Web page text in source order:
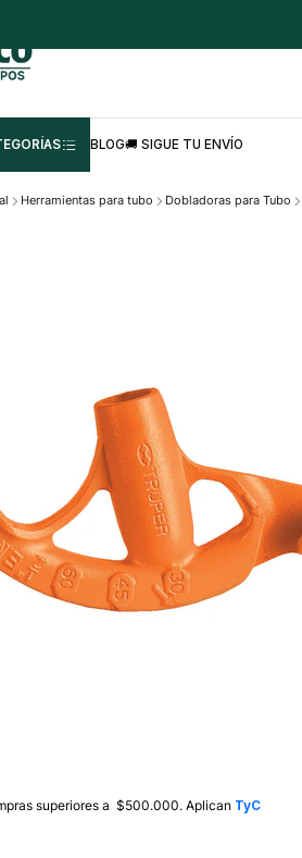
BLOG🚚 SIGUE TU ENVÍO
Herramientas para tubo Dobladoras para Tubo
superiores a $500.000. Aplican TyC